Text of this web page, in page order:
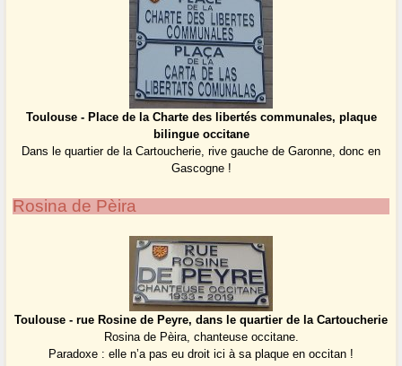
Toulouse - Place de la Charte des libertés communales, plaque
bilingue occitane
Dans le quartier de la Cartoucherie, rive gauche de Garonne, donc en
Gascogne !
Rosina de Pèira
Toulouse - rue Rosine de Peyre, dans le quartier de la Cartoucherie
Rosina de Pèira, chanteuse occitane.
Paradoxe : elle n’a pas eu droit ici à sa plaque en occitan !